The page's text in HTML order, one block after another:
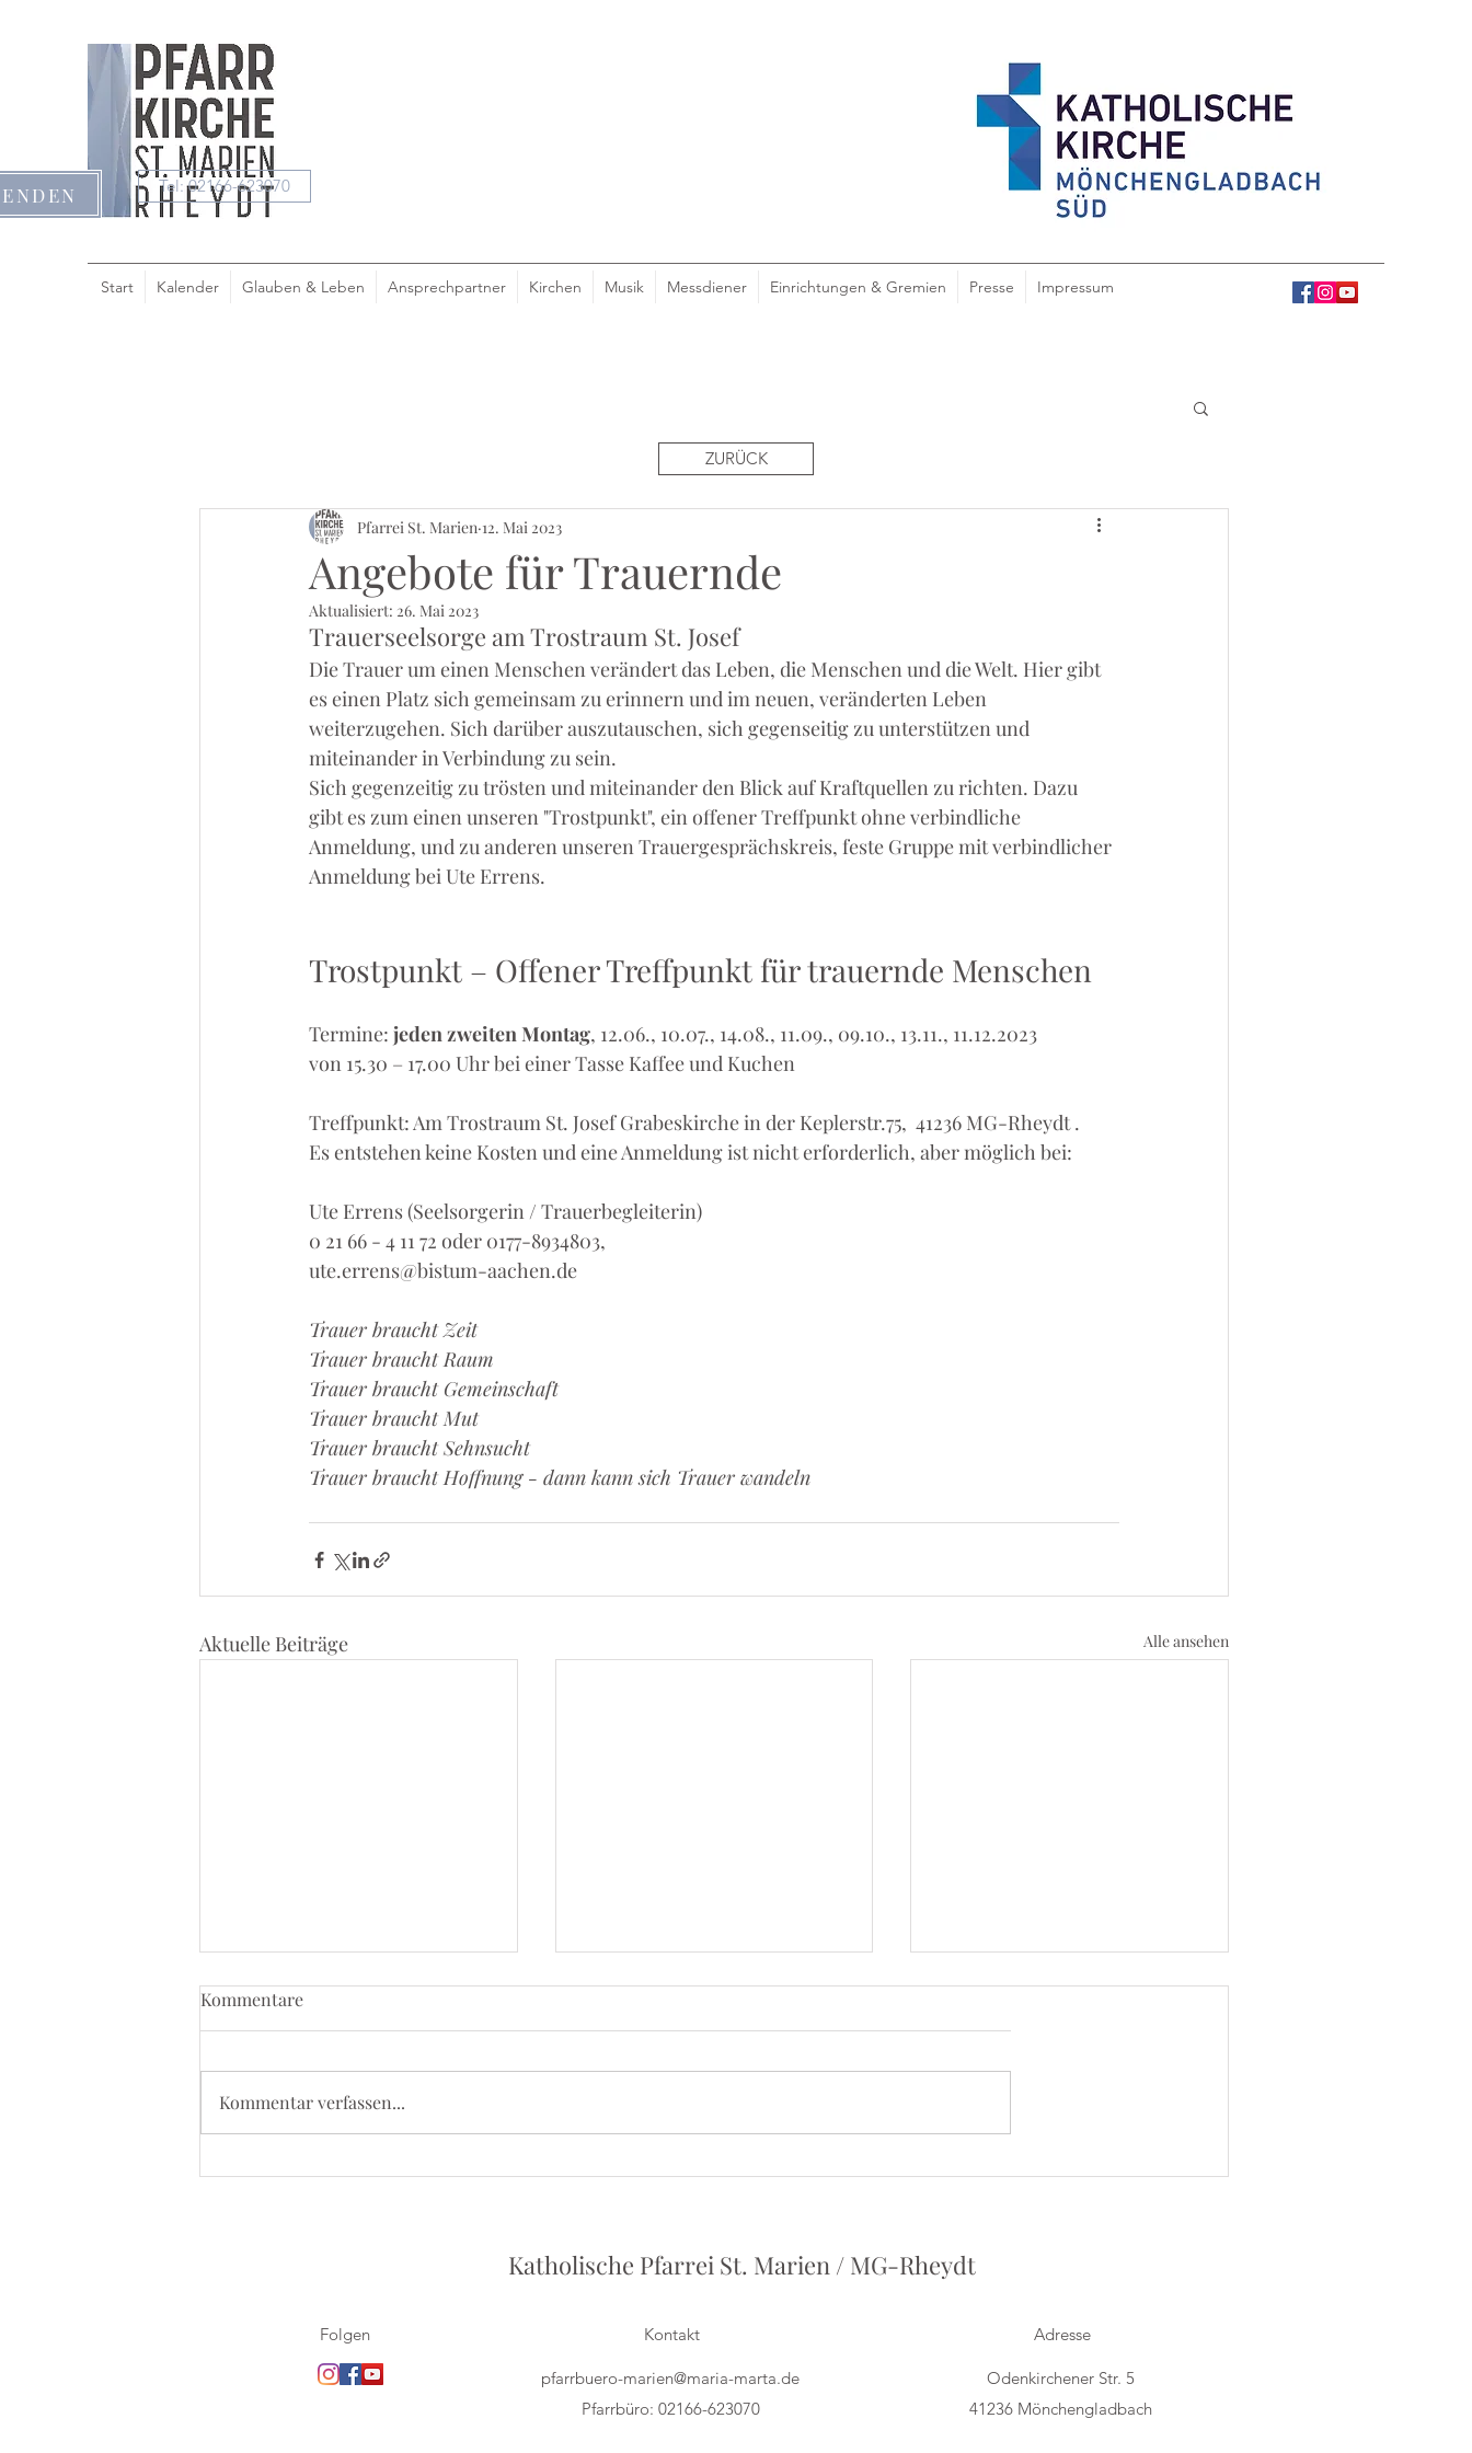
Tel: 02166-623070
Start Kalender Glauben & Leben Ansprechpartner Kirchen Musik Messdiener Einrichtungen & Gremien Presse Impressum
Angebote für Trauernde
Pfarrei St. Marien 12. Mai 2023
Aktualisiert: 26. Mai 2023
Trauerseelsorge am Trostraum St. Josef
Die Trauer um einen Menschen verändert das Leben, die Menschen und die Welt. Hier gibt
es einen Platz sich gemeinsam zu erinnern und im neuen, veränderten Leben
weiterzugehen. Sich darüber auszutauschen, sich gegenseitig zu unterstützen und
miteinander in Verbindung zu sein.
Sich gegenzeitig zu trösten und miteinander den Blick auf Kraftquellen zu richten. Dazu
gibt es zum einen unseren "Trostpunkt", ein offener Treffpunkt ohne verbindliche
Anmeldung, und zu anderen unseren Trauergesprächskreis, feste Gruppe mit verbindlicher
Anmeldung bei Ute Errens.
Trostpunkt – Offener Treffpunkt für trauernde Menschen
Termine: jeden zweiten Montag, 12.06., 10.07., 14.08., 11.09., 09.10., 13.11., 11.12.2023
von 15.30 – 17.00 Uhr bei einer Tasse Kaffee und Kuchen
Treffpunkt: Am Trostraum St. Josef Grabeskirche in der Keplerstr.75,  41236 MG-Rheydt .
Es entstehen keine Kosten und eine Anmeldung ist nicht erforderlich, aber möglich bei:
Ute Errens (Seelsorgerin / Trauerbegleiterin)
0 21 66 - 4 11 72 oder 0177-8934803,
ute.errens@bistum-aachen.de
Trauer braucht Zeit
Trauer braucht Raum
Trauer braucht Gemeinschaft
Trauer braucht Mut
Trauer braucht Sehnsucht
Trauer braucht Hoffnung - dann kann sich Trauer wandeln
Aktuelle Beiträge Alle ansehen
5. September 2026 - Kevelaer
Herbert Grönemeyer - Ein
Irish Folk im Trostraum
Kommentare
Kommentar verfassen...
ZURÜCK
Katholische Pfarrei St. Marien / MG-Rheydt
Folgen Kontakt
pfarrbuero-marien@maria-marta.de
Pfarrbüro: 02166-623070
Adresse
Odenkirchener Str. 5
41236 Mönchengladbach